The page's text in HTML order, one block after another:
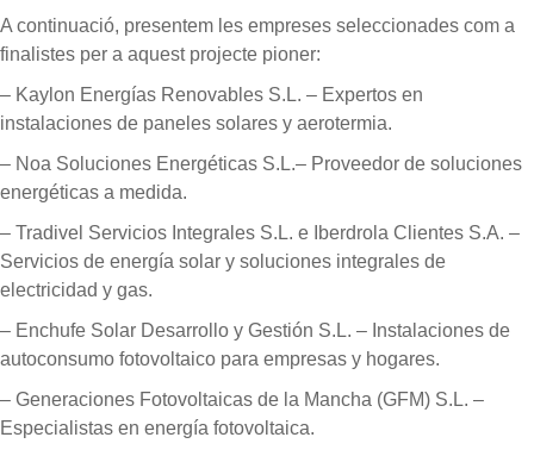
A continuació, presentem les empreses seleccionades com a
finalistes per a aquest projecte pioner:
– Kaylon Energías Renovables S.L. – Expertos en
instalaciones de paneles solares y aerotermia.
– Noa Soluciones Energéticas S.L.– Proveedor de soluciones
energéticas a medida.
– Tradivel Servicios Integrales S.L. e Iberdrola Clientes S.A. –
Servicios de energía solar y soluciones integrales de
electricidad y gas.
– Enchufe Solar Desarrollo y Gestión S.L. – Instalaciones de
autoconsumo fotovoltaico para empresas y hogares.
– Generaciones Fotovoltaicas de la Mancha (GFM) S.L. –
Especialistas en energía fotovoltaica.